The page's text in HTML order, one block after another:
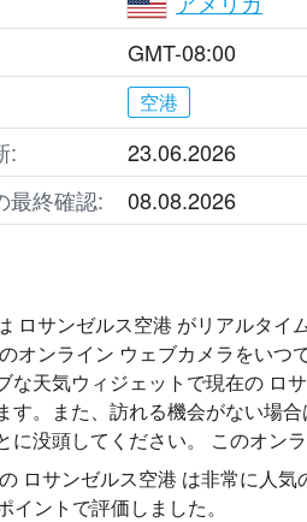
GMT-08:00
空港
:
23.06.2026
最終確認:
08.08.2026
ロサンゼルス空港 がリアルタイ
オンライン ウェブカメラをいつ
な天気ウィジェットで現在の ロ
す。また、訪れる機会がない場
に没頭してください。 このオン
ロサンゼルス空港 は非常に人
イントで評価しました。